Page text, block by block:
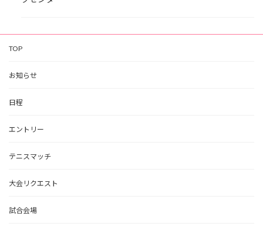
TOP
お知らせ
日程
エントリー
テニスマッチ
大会リクエスト
試合会場